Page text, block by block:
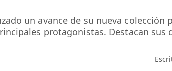
un avance de su nueva colección
protagonistas. Destacan